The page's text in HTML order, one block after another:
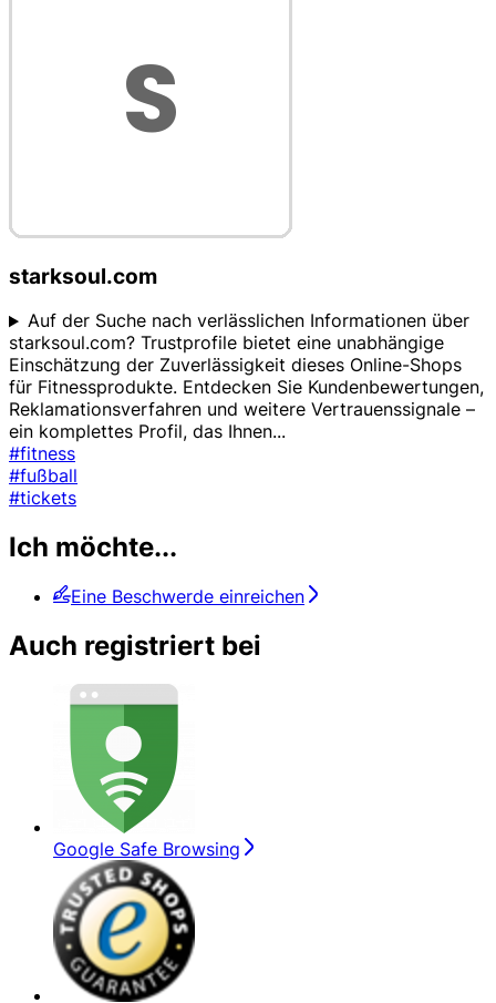
starksoul.com
Auf der Suche nach verlässlichen Informationen über
starksoul.com? Trustprofile bietet eine unabhängige
Einschätzung der Zuverlässigkeit dieses Online-Shops
für Fitnessprodukte. Entdecken Sie Kundenbewertungen,
Reklamationsverfahren und weitere Vertrauenssignale –
ein komplettes Profil, das Ihnen...
#fitness
#fußball
#tickets
Ich möchte...
Eine Beschwerde einreichen
Auch registriert bei
Google Safe Browsing